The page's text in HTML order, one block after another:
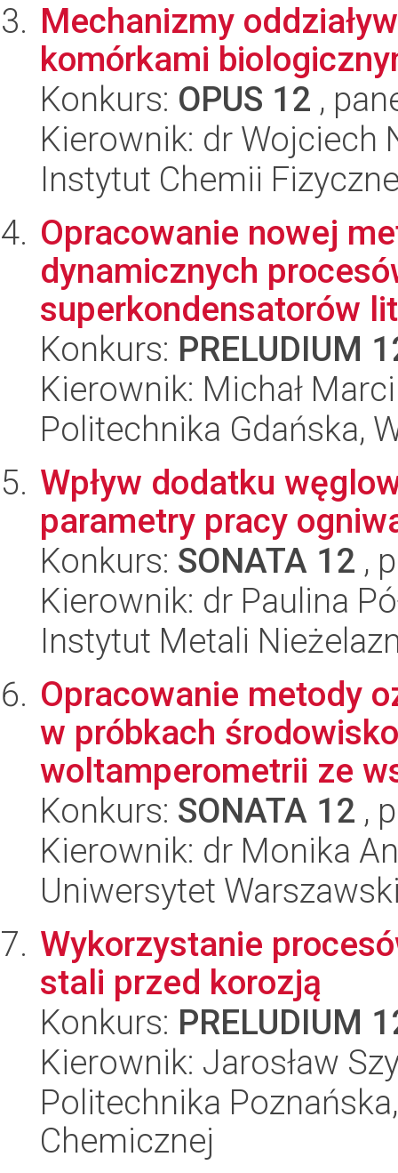
Mechanizmy
komórkami
Konkurs: OPUS 12 ,
Kierownik: dr Wojciech
Instytut Chemii
Opracowanie nowej
dynamicznych
superkondensatorów
Konkurs: PRELUDIUM
Kierownik: Michał
Politechnika Gdańska,
Wpływ dodatku
parametry pracy
Konkurs: SONATA 12 ,
Kierownik: dr Paulina
Instytut Metali
Opracowanie metody
w próbkach
woltamperometrii ze
Konkurs: SONATA 12 ,
Kierownik: dr Monika
Uniwersytet
Wykorzystanie
stali przed korozją
Konkurs: PRELUDIUM
Kierownik: Jarosław
Politechnika
Chemicznej